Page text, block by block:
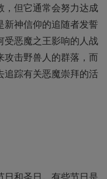
，但它通常会努力达成
新神信仰的追随者发誓
受恶魔之王影响的人战
击野兽人的群落，而
追踪有关恶魔崇拜的活